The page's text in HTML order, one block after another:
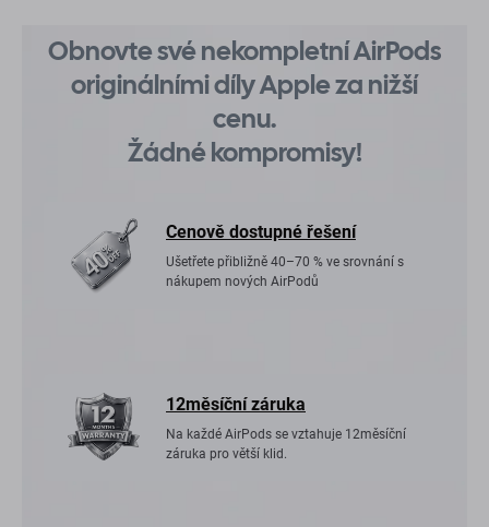
Obnovte své nekompletní AirPods
originálními díly Apple za nižší
cenu.
Žádné kompromisy!
Cenově dostupné řešení
Ušetřete přibližně 40–70 % ve srovnání s
nákupem nových AirPodů
12měsíční záruka
Na každé AirPods se vztahuje 12měsíční
záruka pro větší klid.